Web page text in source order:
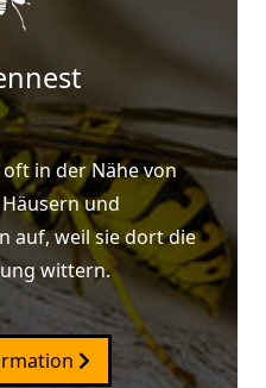
in der Nähe von
und
auf, weil sie dort die
wittern.